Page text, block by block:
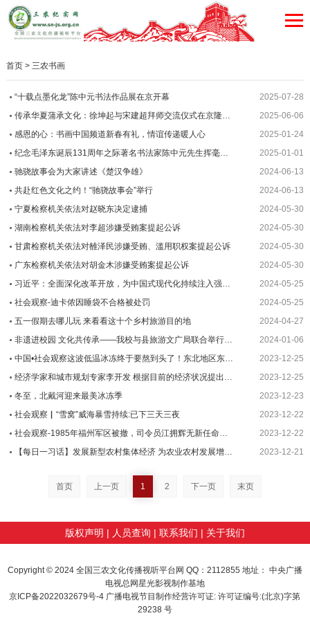
首页> 三农书画
“十载点墨化龙”陈中元书法作品展在京开幕
2025-07-28
传承华夏蒲承文化：徐坤起与宋建超拜师交流仪式在京隆重举行
2025-06-06
感恩的心：书画中国频道新春有礼，情谊传递暖人心
2025-01-24
纪念毛泽东诞辰131周年之际著名书法家陈中元先生挥毫泼墨
2025-01-01
驰骁故事会为大家讲述《楚汉争雄》
2024-06-13
共赴红色文化之约！“驰骁故事会”举行
2024-06-13
宁夏检察机关依法对赵晓东决定逮捕
2024-05-30
湖南检察机关依法对李超涉嫌受贿案提起公诉
2024-05-30
甘肃检察机关依法对雒泽民涉嫌受贿、滥用职权案提起公诉
2024-05-30
广东检察机关依法对胡金木涉嫌受贿案提起公诉
2024-05-30
习近平：全面深化改革开放，为中国式现代化持续注入强劲动力
2024-05-25
社会观察-迪卡侬因睡袋不合格被处罚
2024-05-25
五一假期去哪儿玩 来看看这十个乡村旅游目的地
2024-04-27
非遗进校园 文化共传承——我校与县旅游文广局联合举行非物质文化遗产进校园签约授牌仪···
2024-01-06
中国•社会观察这波低温冰冻终于要熬到头了！东北地区东部局地升幅超8℃
2023-12-25
经济学家和城市规划专家李开发 根据目前的经济状况提出的对国家的建议。
2023-12-25
冬至，北戴河迎来最美冰冻季
2023-12-23
社会观察▏“雪窝”威海暴雪持续:已下三天三夜
2023-12-22
社会观察-1985年福州军区被撤，司令员江拥辉无新任命，江：给我接军委总机
2023-12-22
【每日一习话】发展新型农村集体经济 为农业农村发展增动力、添活力-社会观察
2023-12-21
首页 上一页 1 2 下一页 末页
版权声明 | 人员查询 | 联系我们 | 关于我们
Copyright © 2024 全国三农文化传播视听平台网 QQ：2112855 地址： 中央广播
电视总网星光影视制作基地
京ICP备2022032679号-4 广播电视节目制作经营许可证: 许可证编号:(北京)字第
29238 号